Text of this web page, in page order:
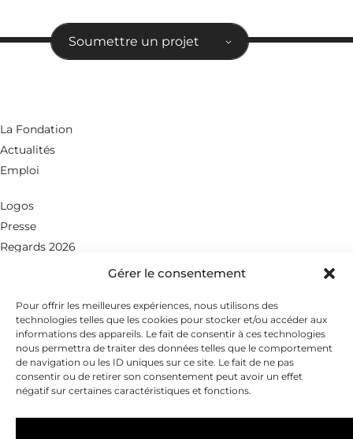
Gérer le consentement
Pour offrir les meilleures expériences, nous utilisons des
technologies telles que les cookies pour stocker et/ou accéder aux
informations des appareils. Le fait de consentir à ces technologies
nous permettra de traiter des données telles que le comportement
de navigation ou les ID uniques sur ce site. Le fait de ne pas
consentir ou de retirer son consentement peut avoir un effet
négatif sur certaines caractéristiques et fonctions.
Soumettre un projet
La Fondation
Actualités
Emploi
Logos
Presse
Regards 2026
Rue du Petit-Chêne 18
+41 21 351 25 55
fondation@leenaards.ch